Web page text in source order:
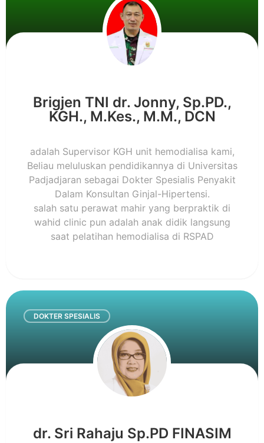
Brigjen TNI dr. Jonny, Sp.PD.,
KGH., M.Kes., M.M., DCN
adalah Supervisor KGH unit hemodialisa kami,
Beliau meluluskan pendidikannya di Universitas
Padjadjaran sebagai Dokter Spesialis Penyakit
Dalam Konsultan Ginjal-Hipertensi.
salah satu perawat mahir yang berpraktik di
wahid clinic pun adalah anak didik langsung
saat pelatihan hemodialisa di RSPAD
DOKTER SPESIALIS
dr. Sri Rahaju Sp.PD FINASIM